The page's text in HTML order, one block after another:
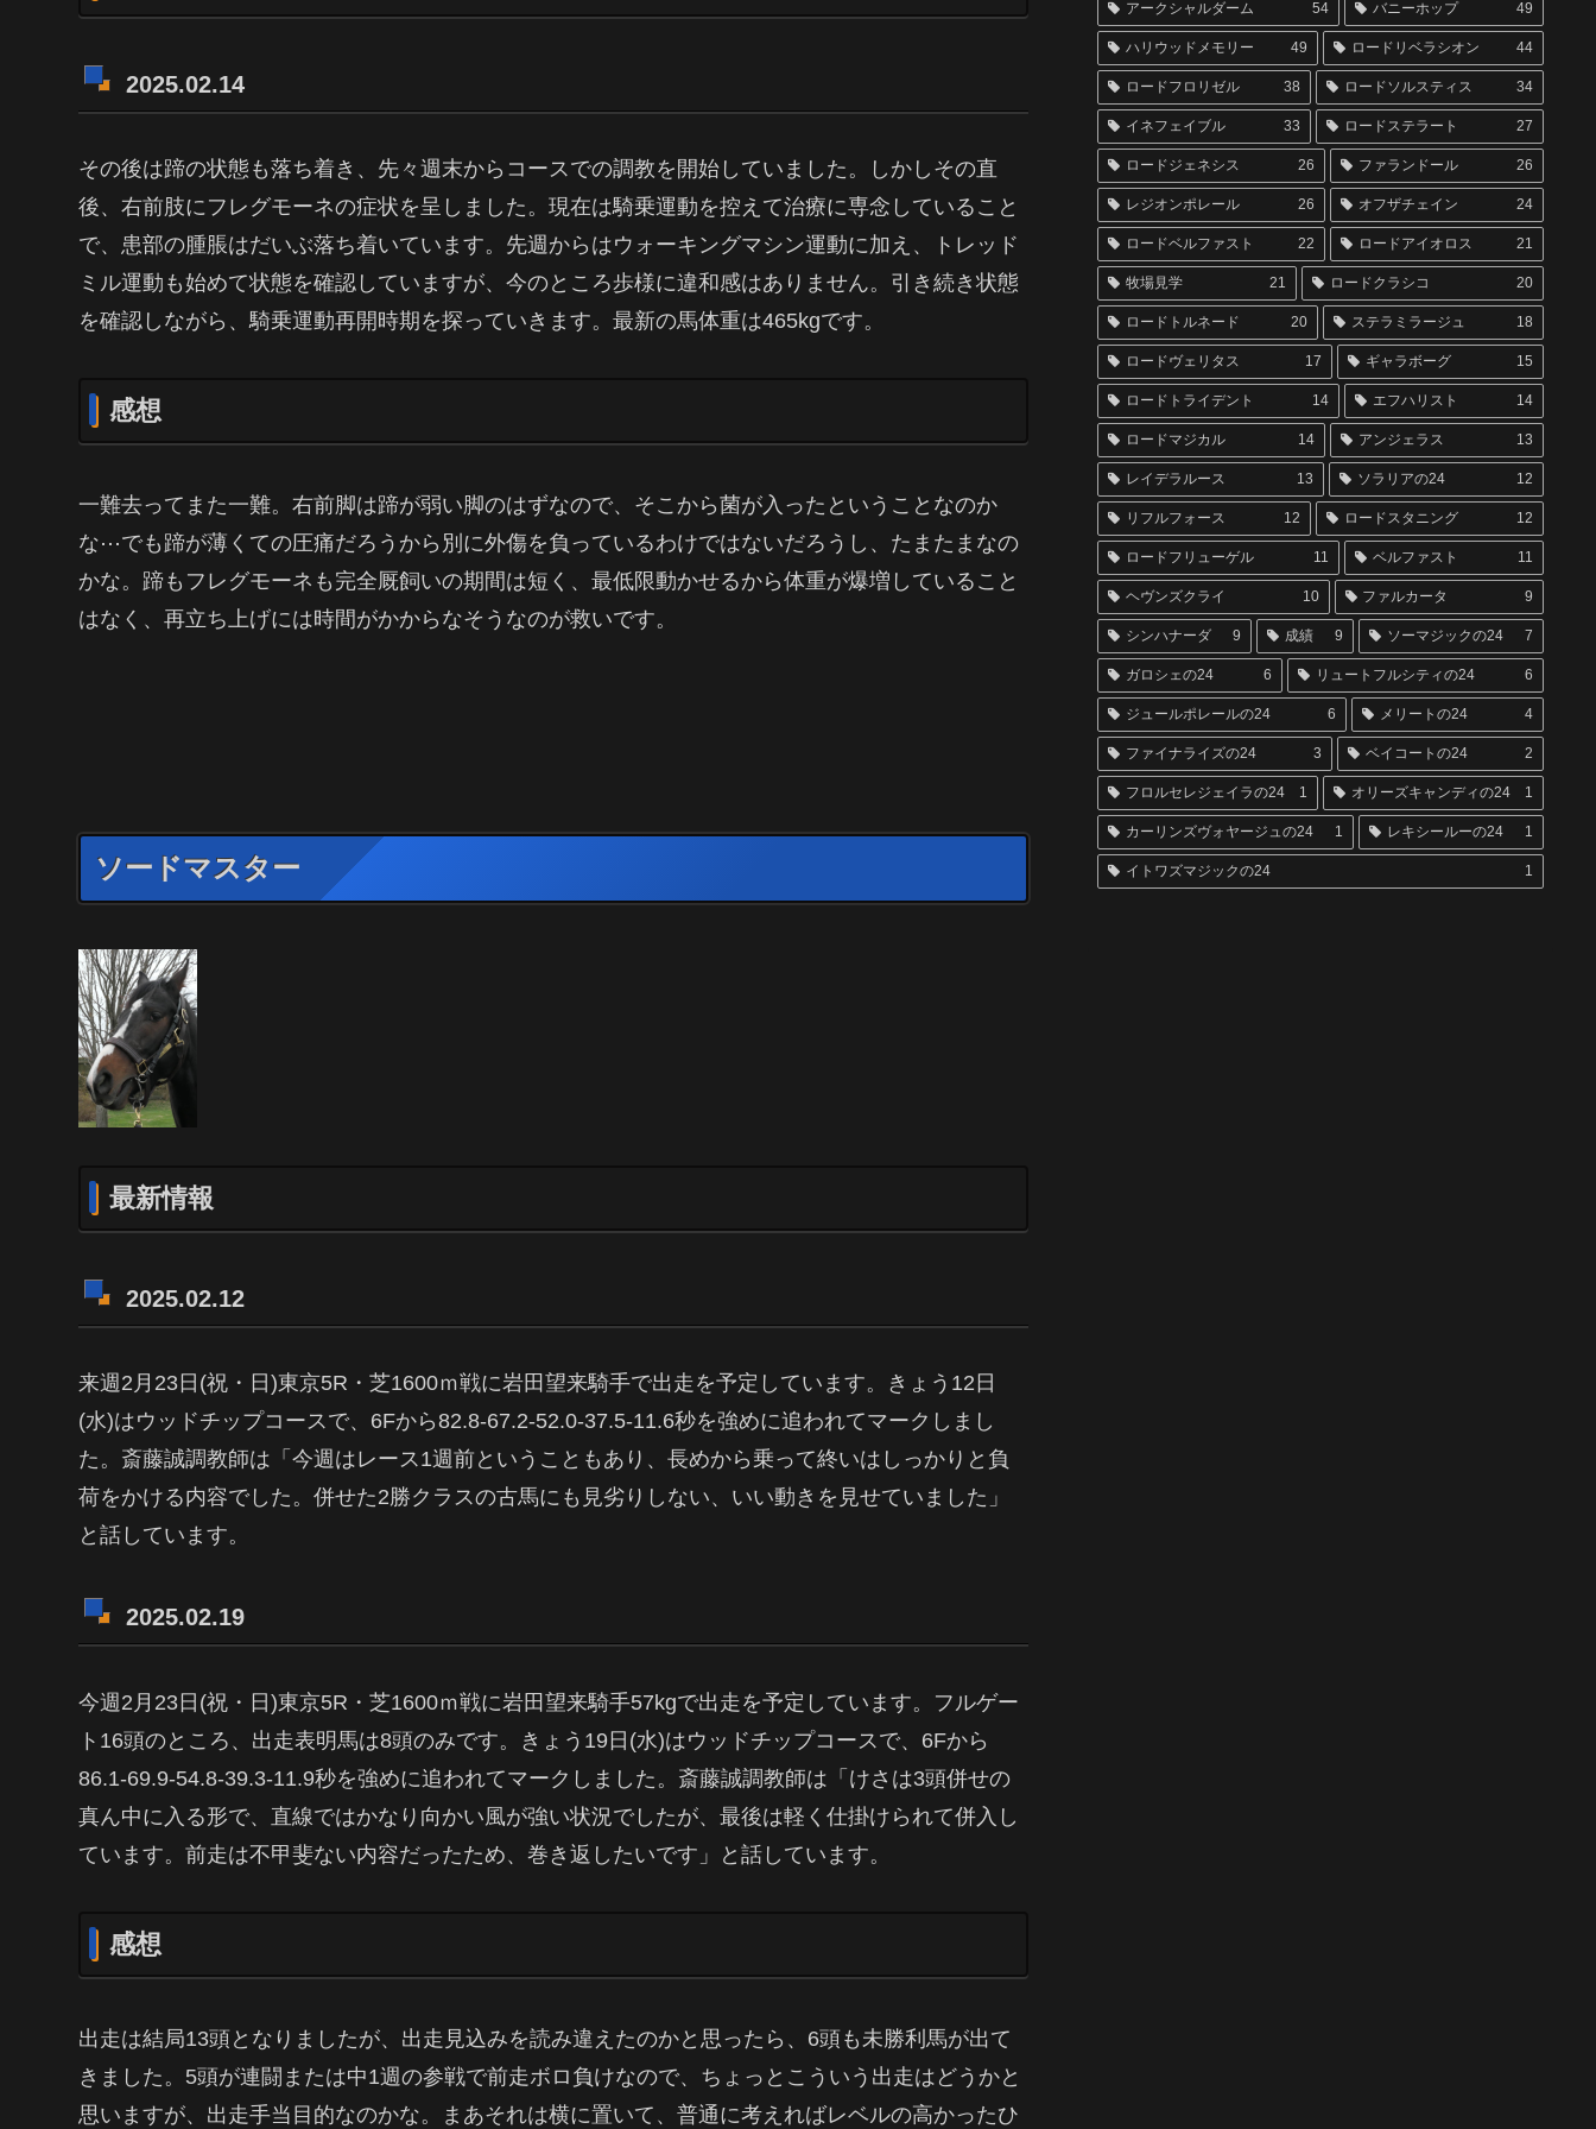
2025.02.14
その後は蹄の状態も落ち着き、先々週末からコースでの調教を開始していました。しかしその直
後、右前肢にフレグモーネの症状を呈しました。現在は騎乗運動を控えて治療に専念していること
で、患部の腫脹はだいぶ落ち着いています。先週からはウォーキングマシン運動に加え、トレッド
ミル運動も始めて状態を確認していますが、今のところ歩様に違和感はありません。引き続き状態
を確認しながら、騎乗運動再開時期を探っていきます。最新の馬体重は465kgです。
感想
一難去ってまた一難。右前脚は蹄が弱い脚のはずなので、そこから菌が入ったということなのか
な⋯でも蹄が薄くての圧痛だろうから別に外傷を負っているわけではないだろうし、たまたまなの
かな。蹄もフレグモーネも完全厩飼いの期間は短く、最低限動かせるから体重が爆増していること
はなく、再立ち上げには時間がかからなそうなのが救いです。
ソードマスター
最新情報
2025.02.12
来週2月23日(祝・日)東京5R・芝1600ｍ戦に岩田望来騎手で出走を予定しています。きょう12日
(水)はウッドチップコースで、6Fから82.8-67.2-52.0-37.5-11.6秒を強めに追われてマークしまし
た。斎藤誠調教師は「今週はレース1週前ということもあり、長めから乗って終いはしっかりと負
荷をかける内容でした。併せた2勝クラスの古馬にも見劣りしない、いい動きを見せていました」
と話しています。
2025.02.19
今週2月23日(祝・日)東京5R・芝1600ｍ戦に岩田望来騎手57kgで出走を予定しています。フルゲー
ト16頭のところ、出走表明馬は8頭のみです。きょう19日(水)はウッドチップコースで、6Fから
86.1-69.9-54.8-39.3-11.9秒を強めに追われてマークしました。斎藤誠調教師は「けさは3頭併せの
真ん中に入る形で、直線ではかなり向かい風が強い状況でしたが、最後は軽く仕掛けられて併入し
ています。前走は不甲斐ない内容だったため、巻き返したいです」と話しています。
感想
出走は結局13頭となりましたが、出走見込みを読み違えたのかと思ったら、6頭も未勝利馬が出て
きました。5頭が連闘または中1週の参戦で前走ボロ負けなので、ちょっとこういう出走はどうかと
思いますが、出走手当目的なのかな。まあそれは横に置いて、普通に考えればレベルの高かったひ
アークシャルダーム 54 バニーホップ 49
ハリウッドメモリー 49 ロードリベラシオン 44
ロードフロリゼル 38 ロードソルスティス 34
イネフェイブル 33 ロードステラート 27
ロードジェネシス 26 ファランドール 26
レジオンポレール 26 オフザチェイン 24
ロードベルファスト 22 ロードアイオロス 21
牧場見学 21 ロードクラシコ 20
ロードトルネード 20 ステラミラージュ 18
ロードヴェリタス 17 ギャラボーグ 15
ロードトライデント 14 エフハリスト 14
ロードマジカル 14 アンジェラス 13
レイデラルース 13 ソラリアの24 12
リフルフォース 12 ロードスタニング 12
ロードフリューゲル 11 ベルファスト 11
ヘヴンズクライ 10 ファルカータ 9
シンハナーダ 9 成績 9 ソーマジックの24 7
ガロシェの24 6 リュートフルシティの24 6
ジュールポレールの24 6 メリートの24 4
ファイナライズの24 3 ベイコートの24 2
フロルセレジェイラの24 1 オリーズキャンディの24 1
カーリンズヴォヤージュの24 1 レキシールーの24 1
イトワズマジックの24 1